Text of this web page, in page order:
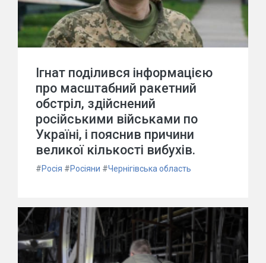
Ігнат поділився інформацією
про масштабний ракетний
обстріл, здійснений
російськими військами по
Україні, і пояснив причини
великої кількості вибухів.
#Росія #Росіяни #Чернігівська область